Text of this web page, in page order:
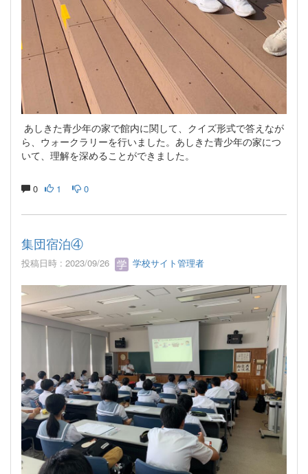
あしきた青少年の家で館内に関して、クイズ形式で答えなが
ら、ウォークラリーを行いました。あしきた青少年の家につ
いて、理解を深めることができました。
0 1 0
集団宿泊④
投稿日時 : 2023/09/26 学校サイト管理者